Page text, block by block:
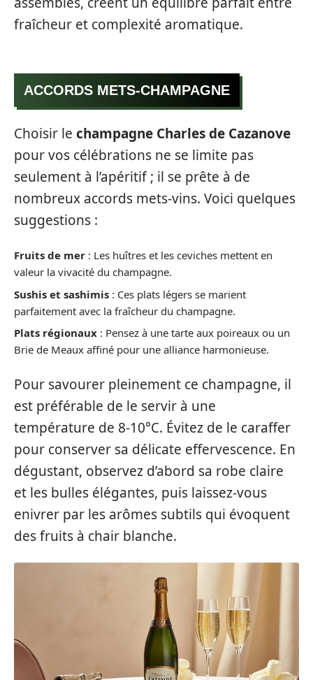
fraîcheur et complexité aromatique.
ACCORDS METS-CHAMPAGNE
Choisir le champagne Charles de Cazanove
pour vos célébrations ne se limite pas
seulement à l’apéritif ; il se prête à de
nombreux accords mets-vins. Voici quelques
suggestions :
Fruits de mer : Les huîtres et les ceviches mettent en
valeur la vivacité du champagne.
Sushis et sashimis : Ces plats légers se marient
parfaitement avec la fraîcheur du champagne.
Plats régionaux : Pensez à une tarte aux poireaux ou un
Brie de Meaux affiné pour une alliance harmonieuse.
Pour savourer pleinement ce champagne, il
est préférable de le servir à une
température de 8-10°C. Évitez de le caraffer
pour conserver sa délicate effervescence. En
dégustant, observez d’abord sa robe claire
et les bulles élégantes, puis laissez-vous
enivrer par les arômes subtils qui évoquent
des fruits à chair blanche.